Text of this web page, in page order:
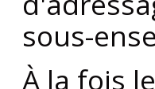
sous-
À la fois